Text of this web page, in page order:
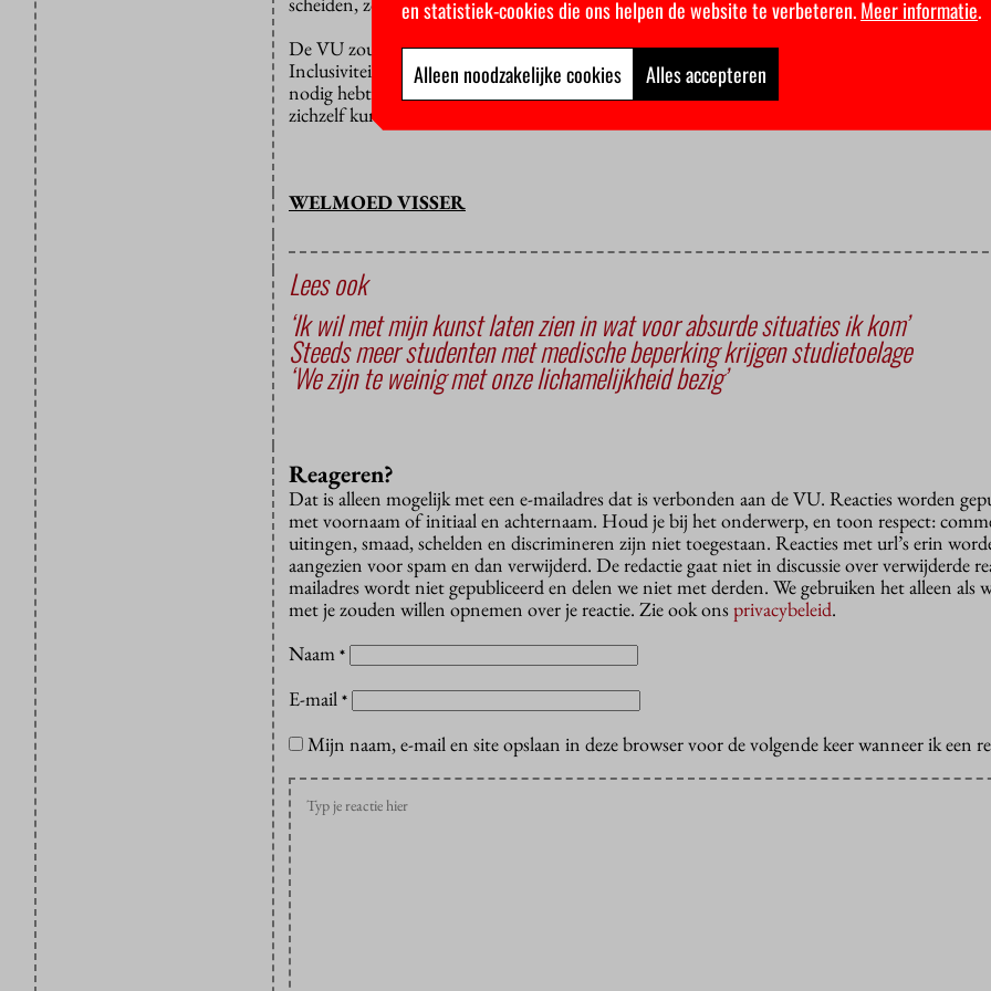
De VU zou volgens Schreiber hierin voorop kunnen lopen. “We hebben hier het juiste klimaat.
Inclusiviteit is al belangrijk op de VU. Mijn ideaal is een universiteit waar je helemaal geen
nodig hebt voor mensen met een beperking, omdat de omgeving zo ontworpen is dat ze
zichzelf kunnen redden.”
WELMOED VISSER
Lees ook
‘Ik wil met mijn kunst laten zien in wat voor absurde situaties ik kom’
Steeds meer studenten met medische beperking krijgen studietoelage
‘We zijn te weinig met onze lichamelijkheid bezig’
Reageren?
Dat is alleen mogelijk met een e-mailadres dat is verbonden aan de VU. Reacties worden
met voornaam of initiaal en achternaam. Houd je bij het onderwerp, en toon respect:
uitingen, smaad, schelden en discrimineren zijn niet toegestaan. Reacties met url’s erin
aangezien voor spam en dan verwijderd. De redactie gaat niet in discussie over verwijderde
mailadres wordt niet gepubliceerd en delen we niet met derden. We gebruiken het alleen als
met je zouden willen opnemen over je reactie. Zie ook onsprivacybeleid.
Naam *
E-mail *
Mijn naam, e-mail en site opslaan in deze browser voor de volgende keer wanneer ik een
en statistiek-cookies die ons helpen de website te verbeteren.Meer informatie.
Alleen noodzakelijke cookies Alles accepteren